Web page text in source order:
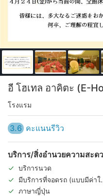
อี โฮเทล อาคิตะ (E-
โรงแรม
3.6 คะแนนรีวิว
บริการ/สิ่งอำนวยความสะด
บริการนวด
มีบริการที่จอดรถ (แบบมีค่าใ
จ่าย)
ภาษาญี่ปุ่น